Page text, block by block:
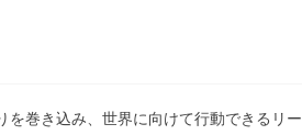
巻き込み、世界に向けて行動できるリー